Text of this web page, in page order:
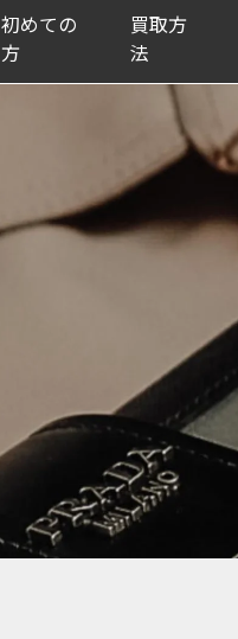
初めての
方
買取方
法